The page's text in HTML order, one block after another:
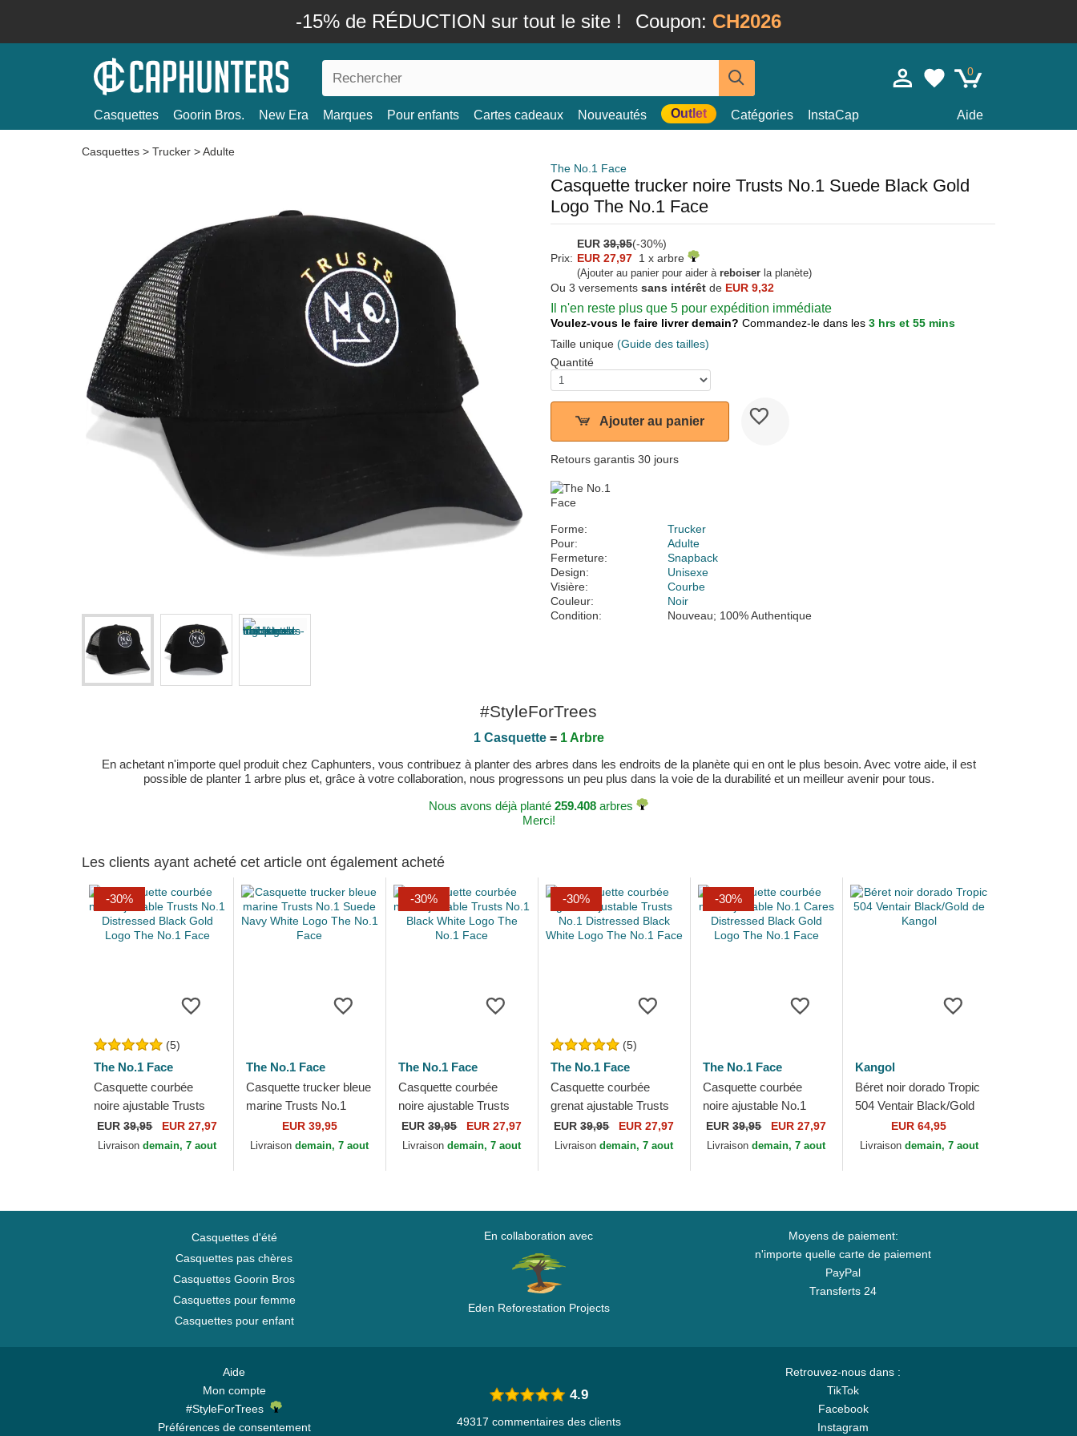
-15% de RÉDUCTION sur tout le site ! Coupon: CH2026
0
Casquettes Goorin Bros. New Era Marques Pour enfants Cartes cadeaux Nouveautés Outlet Catégories InstaCap Aide
Casquettes > Trucker >Adulte
The No.1 Face
Casquette trucker noire Trusts No.1 Suede Black Gold
Logo The No.1 Face
EUR 39,95(-30%)
Prix: EUR 27,97 1 x arbre
(Ajouter au panier pour aider à reboiser la planète)
Ou 3 versements sans intérêt de EUR 9,32
Il n'en reste plus que 5 pour expédition immédiate
Voulez-vous le faire livrer demain? Commandez-le dans les 3 hrs et 55 mins
Taille unique (Guide des tailles)
Quantité
Ajouter au panier
Retours garantis 30 jours
Forme:
Trucker
Pour:
Adulte
Fermeture:
Snapback
Design:
Unisexe
Visière:
Courbe
Couleur:
Noir
Condition:
Nouveau; 100% Authentique
#StyleForTrees
1 Casquette= 1 Arbre
En achetant n'importe quel produit chez Caphunters, vous contribuez à planter des arbres dans les endroits de la planète qui en ont le plus besoin. Avec votre aide, il est
possible de planter 1 arbre plus et, grâce à votre collaboration, nous progressons un peu plus dans la voie de la durabilité et un meilleur avenir pour tous.
Nous avons déjà planté 259.408 arbres
Merci!
Les clients ayant acheté cet article ont également acheté
-30%
(5)
The No.1 Face
Casquette courbée
noire ajustable Trusts
No.1 Distressed Black
Gold Logo The No.1
EUR39,95 EUR 27,97
Livraisondemain, 7 aout
The No.1 Face
Casquette trucker bleue
marine Trusts No.1
Suede Navy White Logo
The No.1 Face
EUR 39,95
Livraisondemain, 7 aout
-30%
The No.1 Face
Casquette courbée
noire ajustable Trusts
No.1 Black White Logo
The No.1 Face
EUR39,95 EUR 27,97
Livraisondemain, 7 aout
-30%
(5)
The No.1 Face
Casquette courbée
grenat ajustable Trusts
No.1 Distressed Black
White Logo The No.1
EUR39,95 EUR 27,97
Livraisondemain, 7 aout
-30%
The No.1 Face
Casquette courbée
noire ajustable No.1
Cares Distressed Black
Gold Logo The No.1
EUR39,95 EUR 27,97
Livraisondemain, 7 aout
Kangol
Béret noir dorado Tropic
504 Ventair Black/Gold
de KangolEUR 64,95
Livraison demain, 7 aout
Casquettes d'été
Casquettes pas chères
Casquettes Goorin Bros
Casquettes pour femme
Casquettes pour enfant
En collaboration avec
Eden Reforestation Projects
Moyens de paiement:
n'importe quelle carte de paiement
PayPal
Transferts 24
Aide
Mon compte
#StyleForTrees
Préférences de consentement
Retrouvez-nous dans :
TikTok
Facebook
Instagram
4.9
49317 commentaires des clients